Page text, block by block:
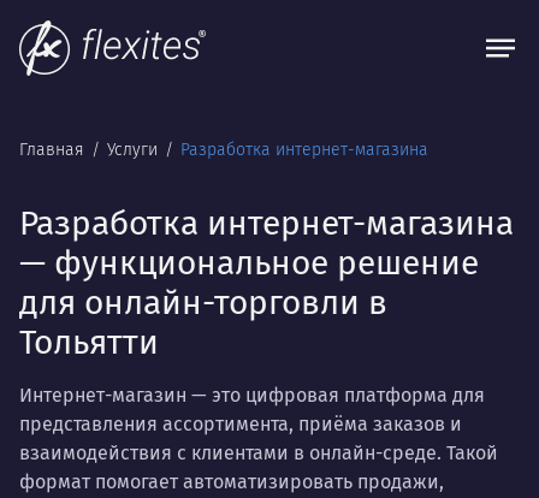
Главная Услуги Разработка интернет-магазина
Разработка интернет-магазина
— функциональное решение
для онлайн-торговли в
Тольятти
Интернет-магазин — это цифровая платформа для
представления ассортимента, приёма заказов и
взаимодействия с клиентами в онлайн-среде. Такой
формат помогает автоматизировать продажи,